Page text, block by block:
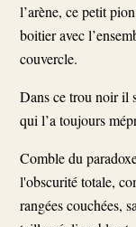
l’arène, ce petit
boitier avec
couvercle.
Dans ce trou noir il
qui l’a toujours
Comble du
l'obscurité totale,
rangées couchées,